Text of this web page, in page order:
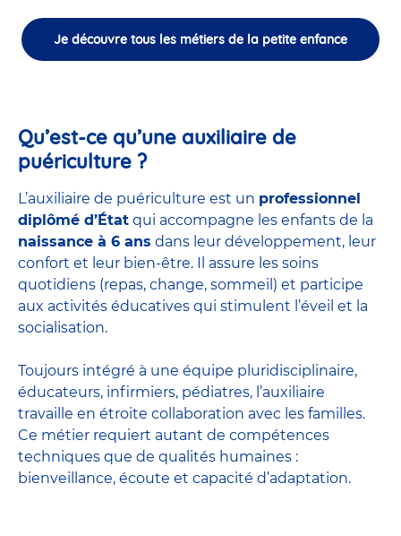
Je découvre tous les métiers de la petite enfance
Qu’est-ce qu’une auxiliaire de
puériculture ?
L’auxiliaire de puériculture est un professionnel
diplômé d’État qui accompagne les enfants de la
naissance à 6 ans dans leur développement, leur
confort et leur bien-être. Il assure les soins
quotidiens (repas, change, sommeil) et participe
aux activités éducatives qui stimulent l’éveil et la
socialisation.
Toujours intégré à une équipe pluridisciplinaire,
éducateurs, infirmiers, pédiatres, l’auxiliaire
travaille en étroite collaboration avec les familles.
Ce métier requiert autant de compétences
techniques que de qualités humaines :
bienveillance, écoute et capacité d’adaptation.